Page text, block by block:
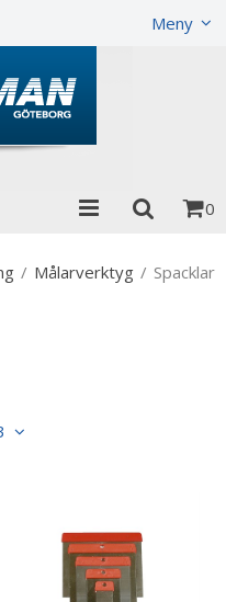
Meny
0
/ Målarverktyg / Spacklar